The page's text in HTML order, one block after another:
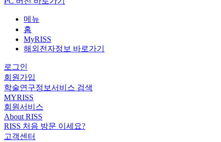
메뉴
홈
MyRISS
해외전자정보 바로가기
로그인
회원가입
학술연구정보서비스 검색
MYRISS
회원서비스
About RISS
RISS 처음 방문 이세요?
고객센터